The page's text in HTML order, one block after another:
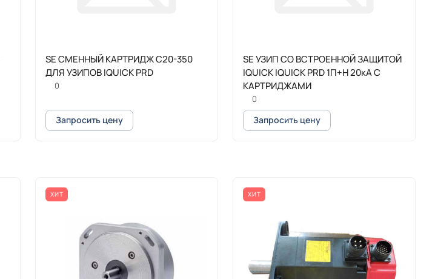
SE СМЕННЫЙ КАРТРИДЖ C20-350
ДЛЯ УЗИПОВ IQUICK PRD
0
Запросить цену
SE УЗИП СО ВСТРОЕННОЙ ЗАЩИТОЙ
IQUICK IQUICK PRD 1П+Н 20кА С
КАРТРИДЖАМИ
0
Запросить цену
ХИТ ХИТ